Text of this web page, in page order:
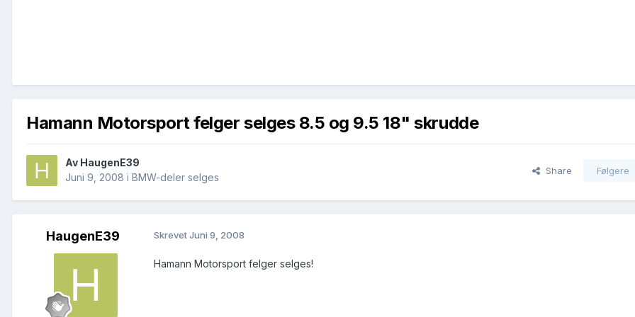
Hamann Motorsport felger selges 8.5 og 9.5 18" skrudde
Av HaugenE39
Juni 9, 2008 i BMW-deler selges
Share Følgere
HaugenE39 SkrevetJuni 9, 2008
Hamann Motorsport felger selges!